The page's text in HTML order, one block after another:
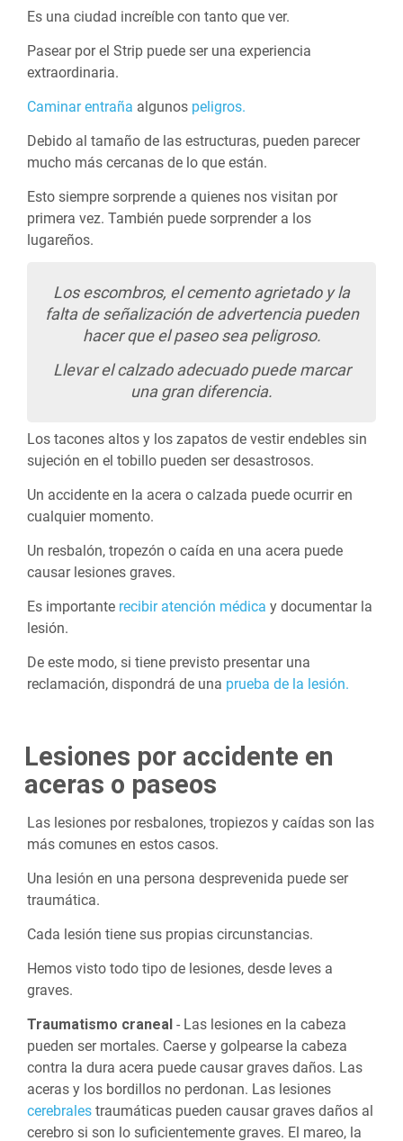
Es una ciudad increíble con tanto que ver.
Pasear por el Strip puede ser una experiencia
extraordinaria.
Caminar entraña algunos peligros.
Debido al tamaño de las estructuras, pueden parecer
mucho más cercanas de lo que están.
Esto siempre sorprende a quienes nos visitan por
primera vez. También puede sorprender a los
lugareños.
Los escombros, el cemento agrietado y la
falta de señalización de advertencia pueden
hacer que el paseo sea peligroso.
Llevar el calzado adecuado puede marcar
una gran diferencia.
Los tacones altos y los zapatos de vestir endebles sin
sujeción en el tobillo pueden ser desastrosos.
Un accidente en la acera o calzada puede ocurrir en
cualquier momento.
Un resbalón, tropezón o caída en una acera puede
causar lesiones graves.
Es importante recibir atención médica y documentar la
lesión.
De este modo, si tiene previsto presentar una
reclamación, dispondrá de una prueba de la lesión.
Lesiones por accidente en
aceras o paseos
Las lesiones por resbalones, tropiezos y caídas son las
más comunes en estos casos.
Una lesión en una persona desprevenida puede ser
traumática.
Cada lesión tiene sus propias circunstancias.
Hemos visto todo tipo de lesiones, desde leves a
graves.
Traumatismo craneal - Las lesiones en la cabeza
pueden ser mortales. Caerse y golpearse la cabeza
contra la dura acera puede causar graves daños. Las
aceras y los bordillos no perdonan. Las lesiones
cerebrales traumáticas pueden causar graves daños al
cerebro si son lo suficientemente graves. El mareo, la